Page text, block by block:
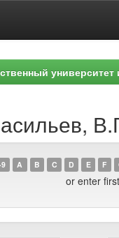
A B C D E F
or enter